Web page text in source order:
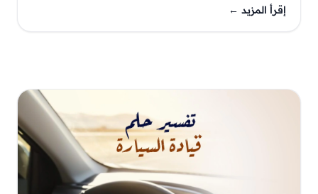
جذرية في حياة الرائي.
إقرأ المزيد ←